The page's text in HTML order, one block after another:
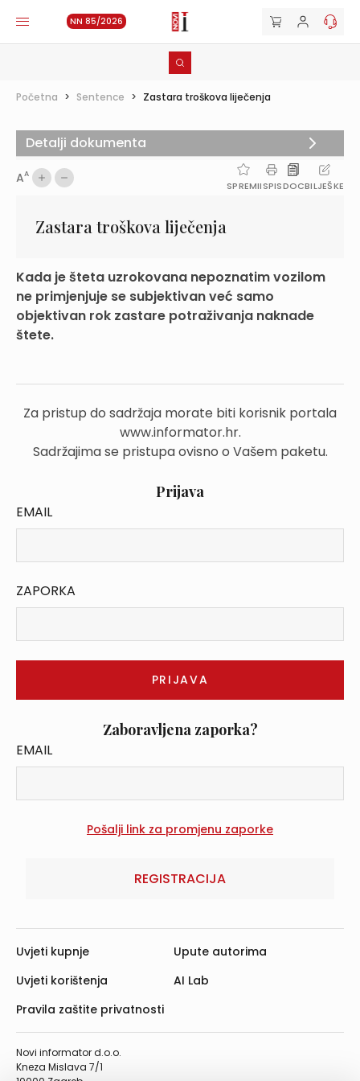
NN 85/2026
Početna > Sentence > Zastara troškova liječenja
AA
SPREMIISPISDOCBILJEŠKE
Zastara troškova liječenja
Kada je šteta uzrokovana nepoznatim vozilom
ne primjenjuje se subjektivan već samo
objektivan rok zastare potraživanja naknade
štete.
Za pristup do sadržaja morate biti korisnik portala
www.informator.hr.
Sadržajima se pristupa ovisno o Vašem paketu.
Prijava
EMAIL
ZAPORKA
Zaboravljena zaporka?
EMAIL
REGISTRACIJA
Detalji dokumenta
Novi informator d.o.o.
Kneza Mislava 7/1
Uvjeti kupnje
Uvjeti korištenja
Pravila zaštite privatnosti
Upute autorima
AI Lab